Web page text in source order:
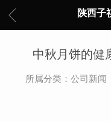
陕西子
中秋月饼的健
所属分类：公司新